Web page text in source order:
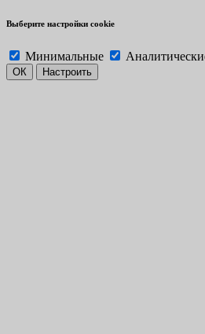
Выберите настройки cookie
Минимальные
ОК Настроить